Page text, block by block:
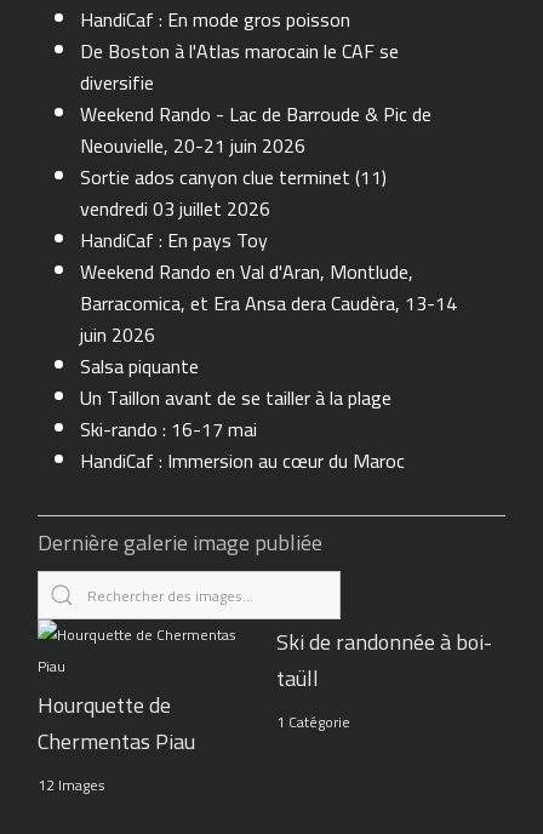
HandiCaf : En mode gros poisson
De Boston à l'Atlas marocain le CAF se
diversifie
Weekend Rando - Lac de Barroude & Pic de
Neouvielle, 20-21 juin 2026
Sortie ados canyon clue terminet (11)
vendredi 03 juillet 2026
HandiCaf : En pays Toy
Weekend Rando en Val d'Aran, Montlude,
Barracomica, et Era Ansa dera Caudèra, 13-14
juin 2026
Salsa piquante
Un Taillon avant de se tailler à la plage
Ski-rando : 16-17 mai
HandiCaf : Immersion au cœur du Maroc
Dernière galerie image publiée
Hourquette de
Chermentas Piau
12 Images
Ski de randonnée à boi-
taüll
1 Catégorie